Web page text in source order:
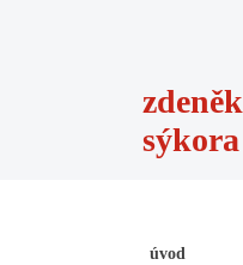
zdeněk
sýkora
úvod